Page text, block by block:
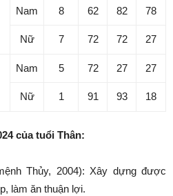
Nam 8 62 82 78
Nữ 7 72 72 27
Nam 5 72 27 27
Nữ 1 91 93 18
của tuổi Thân:
Thủy, 2004): Xây dựng được
làm ăn thuận lợi.